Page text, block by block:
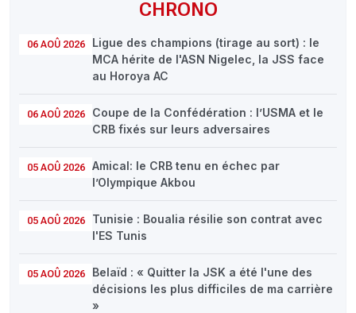
CHRONO
06 AOÛ 2026
Ligue des champions (tirage au sort) : le
MCA hérite de l'ASN Nigelec, la JSS face
au Horoya AC
06 AOÛ 2026
Coupe de la Confédération : l’USMA et le
CRB fixés sur leurs adversaires
05 AOÛ 2026
Amical: le CRB tenu en échec par
l’Olympique Akbou
05 AOÛ 2026
Tunisie : Boualia résilie son contrat avec
l'ES Tunis
05 AOÛ 2026
Belaïd : « Quitter la JSK a été l'une des
décisions les plus difficiles de ma carrière
»